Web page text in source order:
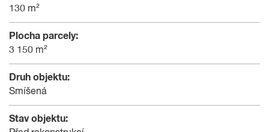
130 m²
Plocha parcely:
3 150 m²
Druh objektu:
Smíšená
Stav objektu: